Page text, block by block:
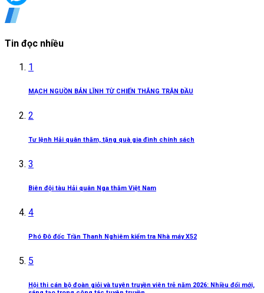
Tin đọc nhiều
1
MẠCH NGUỒN BẢN LĨNH TỪ CHIẾN THẮNG TRẬN ĐẦU
2
Tư lệnh Hải quân thăm, tặng quà gia đình chính sách
3
Biên đội tàu Hải quân Nga thăm Việt Nam
4
Phó Đô đốc Trần Thanh Nghiêm kiểm tra Nhà máy X52
5
Hội thi cán bộ đoàn giỏi và tuyên truyền viên trẻ năm 2026: Nhiều đổi mới,